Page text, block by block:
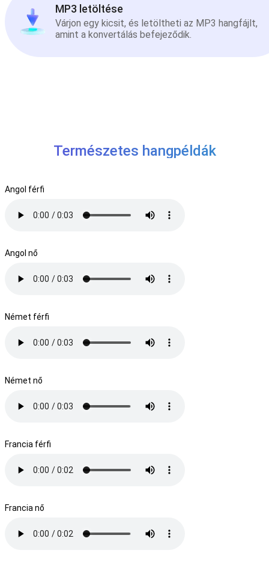
MP3 letöltése
Várjon egy kicsit, és letöltheti az MP3 hangfájlt,
amint a konvertálás befejeződik.
Természetes hangpéldák
Angol férfi
Angol nő
Német férfi
Német nő
Francia férfi
Francia nő